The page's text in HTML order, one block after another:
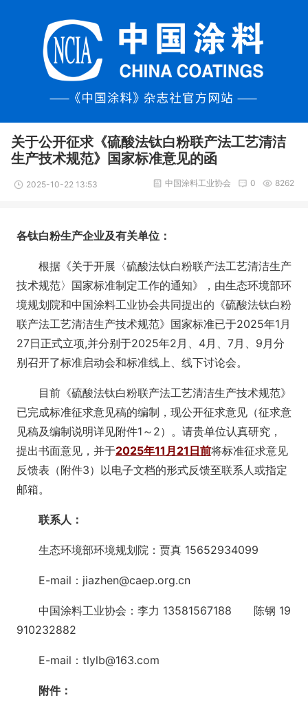
关于公开征求《硫酸法钛白粉联产法工艺清洁
生产技术规范》国家标准意见的函
2025-10-22 13:53 8262
0
中国涂料工业协会
各钛白粉生产企业及有关单位：
根据《关于开展〈硫酸法钛白粉联产法工艺清洁生产
技术规范〉国家标准制定工作的通知》，由生态环境部环
境规划院和中国涂料工业协会共同提出的《硫酸法钛白粉
联产法工艺清洁生产技术规范》国家标准已于2025年1月
27日正式立项,并分别于2025年2月、4月、7月、9月分
别召开了标准启动会和标准线上、线下讨论会。
目前《硫酸法钛白粉联产法工艺清洁生产技术规范》
已完成标准征求意见稿的编制，现公开征求意见（征求意
见稿及编制说明详见附件1～2）。请贵单位认真研究，
提出书面意见，并于2025年11月21日前将标准征求意见
反馈表（附件3）以电子文档的形式反馈至联系人或指定
邮箱。
联系人：
生态环境部环境规划院：贾真 15652934099
E-mail：jiazhen@caep.org.cn
中国涂料工业协会：李力 13581567188 陈钢 19
910232882
E-mail：tlylb@163.com
附件：